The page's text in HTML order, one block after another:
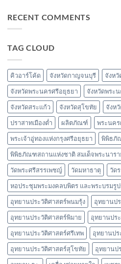
วัด
เกิด
หลวง
RECENT COMMENTS
TAG CLOUD
คิวอาร์โค้ด จังหวัดกาญจนบุรี จังห
จังหวัดพระนครศรีอยุธยา
จังหวัดพระ
จังหวัดสระแก้ว
จังหวัดสุโขทัย จังห
ปราสาทเมืองต่ำ
ผลิตภัณฑ์
พระนค
พระเจ้าอู่ทองแห่งกรุงศรีอยุธยา
พิพิธภั
พิพิธภัณฑสถานแห่งชาติ สมเด็จพระนาร
วัดพระศรีสรรเพชญ์
วัดมหาธาตุ วัด
หอประชุมพระมงคลบพิตร และพระบรมรู
อุทยานประวัติศาสตร์พนมรุ้ง
อุทยานป
อุทยานประวัติศาสตร์พิมาย
อุทยานปร
อุทยานประวัติศาสตร์ศรีเทพ
อุทยานป
อุทยานประวัติศาสตร์สุโขทัย
อุทยานป